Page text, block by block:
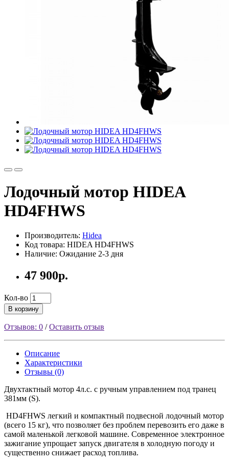
Лодочный мотор HIDEA
HD4FHWS
Производитель: Hidea
Код товара: HIDEA HD4FHWS
Наличие: Ожидание 2-3 дня
47 900р.
Кол-во
В корзину
Отзывов: 0 /Оставить отзыв
Описание
Характеристики
Отзывы (0)
Двухтактный мотор 4л.с. с ручным управлением под транец
381мм (S).
HD4FHWS легкий и компактный подвесной лодочный мотор
(всего 15 кг), что позволяет без проблем перевозить его даже в
самой маленькой легковой машине. Современное электронное
зажигание упрощает запуск двигателя в холодную погоду и
существенно снижает расход топлива.